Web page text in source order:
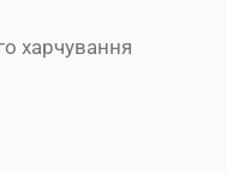
харчування